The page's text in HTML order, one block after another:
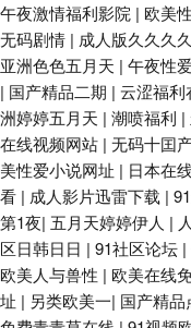
午夜激情福利影院 | 欧美
无码剧情 | 成人版久久久久
亚洲色色五月天 | 午夜性
| 国产精品二期 | 云涩福利
洲婷婷五月天 | 潮喷福利 |
在线视频网站 | 无码十囯
美性爱小说网址 | 日本在
看 | 成人影片迅雷下载 |
第1夜| 五月天婷婷伊人 |
区日韩日日 | 91社区论坛 |
欧美人与兽性 | 欧美在线
址 | 另类欧美一| 国产精品